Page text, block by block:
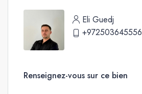
Eli Guedj
+972503645556
Renseignez-vous sur ce bien